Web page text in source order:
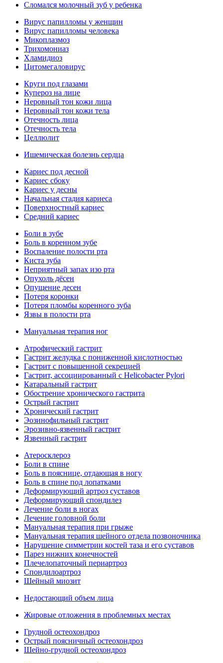
Сломался молочный зуб у ребенка
Вирус папилломы у женщин
Вирус папилломы человека
Микоплазмоз
Трихомониаз
Хламидиоз
Цитомегаловирус
Круги под глазами
Купероз на лице
Неровный тон кожи лица
Неровный тон кожи тела
Отечность лица
Отечность тела
Целлюлит
Ишемическая болезнь сердца
Кариес под десной
Кариес сбоку
Кариес у десны
Начальная стадия кариеса
Поверхностный кариес
Средний кариес
Боли в зубе
Боль в коренном зубе
Воспаление полости рта
Киста зуба
Неприятный запах изо рта
Опухоль дёсен
Опущение десен
Потеря коронки
Потеря пломбы коренного зуба
Язвы в полости рта
Мануальная терапия ног
Атрофический гастрит
Гастрит желудка с пониженной кислотностью
Гастрит с повышенной секрецией
Гастрит, ассоциированный с Helicobacter Pylori
Катаральный гастрит
Обострение хронического гастрита
Острый гастрит
Хронический гастрит
Эозинофильный гастрит
Эрозивно-язвенный гастрит
Язвенный гастрит
Атеросклероз
Боли в спине
Боль в пояснице, отдающая в ногу
Боль в спине под лопатками
Деформирующий артроз суставов
Деформирующий спондилез
Лечение боли в ногах
Лечение головной боли
Мануальная терапия при грыже
Мануальная терапия шейного отдела позвоночника
Нарушение симметрии костей таза и его суставов
Парез нижних конечностей
Плечелопаточный периартроз
Спондилоартроз
Шейный миозит
Недостающий объем лица
Жировые отложения в проблемных местах
Грудной остеохондроз
Острый поясничный остеохондроз
Шейно-грудной остеохондроз